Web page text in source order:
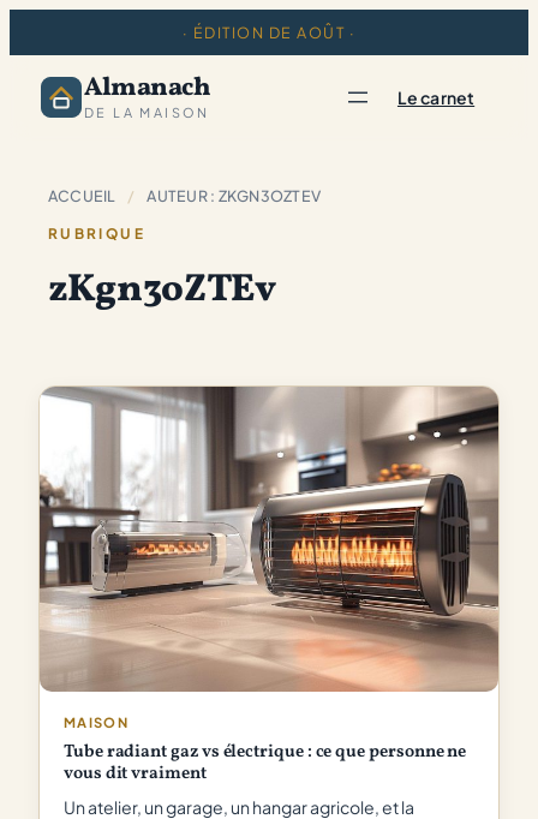
· ÉDITION DE AOÛT ·
Almanach
DE LA MAISON
Le carnet
ACCUEIL / AUTEUR : ZKGN3OZTEV
RUBRIQUE
zKgn3oZTEv
MAISON
Tube radiant gaz vs électrique : ce que personne ne
vous dit vraiment
Un atelier, un garage, un hangar agricole, et la